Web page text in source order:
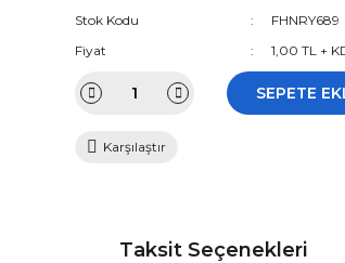
Stok Kodu
FHNRY689
Fiyat
1,00 TL +
SEPETE
Karşılaştır
Taksit Seçenekleri